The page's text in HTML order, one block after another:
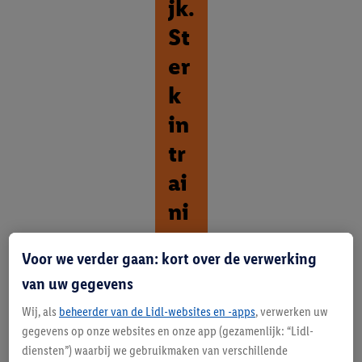
jk.
St
er
k
in
tr
ai
ni
n
g.
n
t
d
Voor we verder gaan: kort over de verwerking
van uw gegevens
Wij, als beheerder van de Lidl-websites en -apps, verwerken uw
gegevens op onze websites en onze app (gezamenlijk: “Lidl-
diensten”) waarbij we gebruikmaken van verschillende